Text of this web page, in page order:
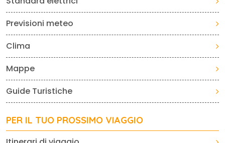
Previsioni meteo
Clima
Mappe
Guide Turistiche
PER IL TUO PROSSIMO VIAGGIO